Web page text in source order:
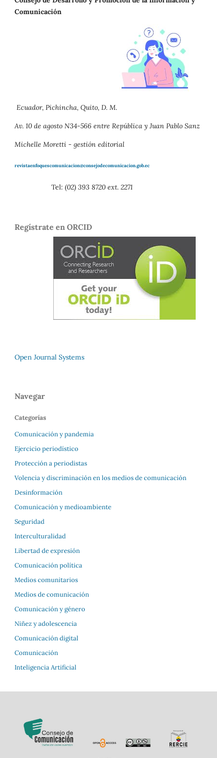
Comunicación
Ecuador, Pichincha, Quito, D. M.
Av. 10 de agosto N34-566 entre República y Juan Pablo Sanz
Michelle Moretti - gestión editorial
revistaenfoquescomunicacion@consejodecomunicacion.gob.ec
Tel: (02) 393 8720 ext. 2271
Regístrate en ORCID
Open Journal Systems
Navegar
Categorías
Comunicación y pandemia
Ejercicio periodístico
Protección a periodistas
Volencia y discriminación en los medios de comunicación
Desinformación
Comunicación y medioambiente
Seguridad
Interculturalidad
Libertad de expresión
Comunicación política
Medios comunitarios
Medios de comunicación
Comunicación y género
Niñez y adolescencia
Comunicación digital
Comunicación
Inteligencia Artificial